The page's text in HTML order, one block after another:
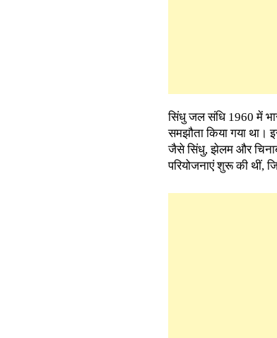
सिंधु जल संधि 1960 में
समझौता किया गया था।
जैसे सिंधु, झेलम और चिनाब
परियोजनाएं शुरू की थीं,